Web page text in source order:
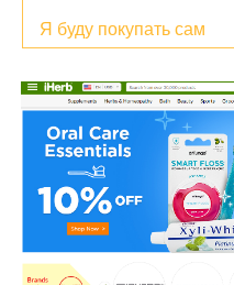
Я буду покупать сам